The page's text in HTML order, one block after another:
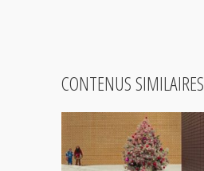
CONTENUS SIMILAIRES